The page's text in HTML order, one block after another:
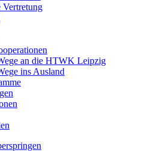
Vertretung
an die HTWK Leipzig
ins Ausland